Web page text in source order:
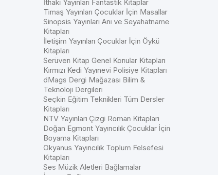
İthaki Yayınları Fantastik Kitaplar
Timaş Yayınları Çocuklar İçin Masallar
Sinopsis Yayınları Anı ve Seyahatname
Kitapları
İletişim Yayınları Çocuklar İçin Öykü
Kitapları
Serüven Kitap Genel Konular Kitapları
Kırmızı Kedi Yayınevi Polisiye Kitapları
dMags Dergi Mağazası Bilim &
Teknoloji Dergileri
Seçkin Eğitim Teknikleri Tüm Dersler
Kitapları
NTV Yayınları Çizgi Roman Kitapları
Doğan Egmont Yayıncılık Çocuklar İçin
Boyama Kitapları
Okyanus Yayıncılık Toplum Felsefesi
Kitapları
Ses Müzik Aletleri Bağlamalar